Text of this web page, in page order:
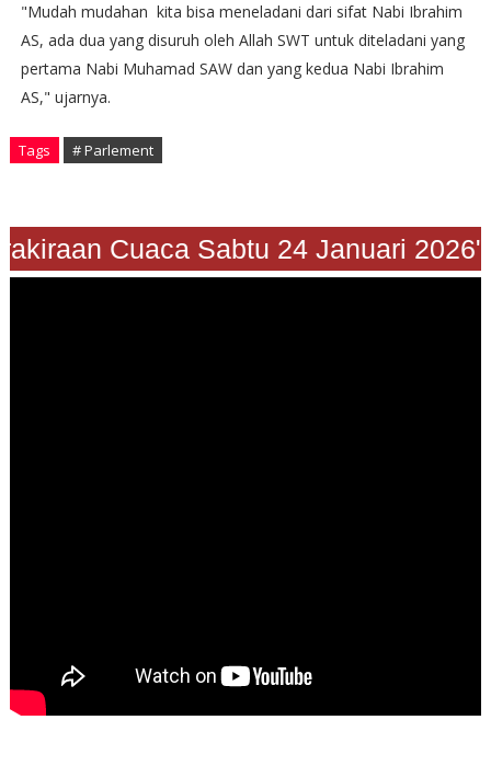
"Mudah mudahan kita bisa meneladani dari sifat Nabi Ibrahim
AS, ada dua yang disuruh oleh Allah SWT untuk diteladani yang
pertama Nabi Muhamad SAW dan yang kedua Nabi Ibrahim
AS," ujarnya.
Tags # Parlement
Cuaca Sabtu 24 Januari